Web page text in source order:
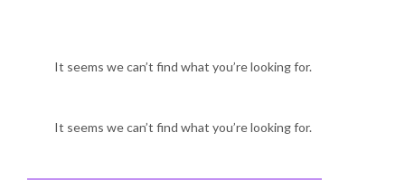
It seems we can’t find what you’re looking for.
It seems we can’t find what you’re looking for.